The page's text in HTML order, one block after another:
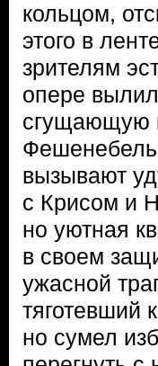
кольцом,
этого в
зрителям
опере
сгущающую
вызывают
с Крисом и
но уютная
в своем
ужасной
тяготевший
но сумел